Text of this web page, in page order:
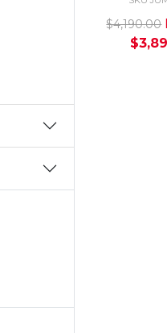
$4,190.00